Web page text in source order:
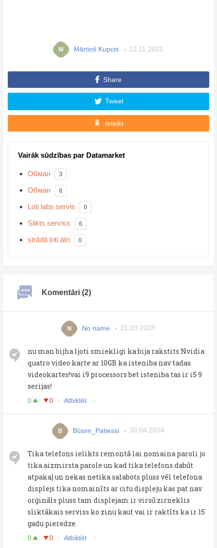
M Mārtiņš Kupcis 12.11.2021
Share
Tweet
Ieteikt
Vairāk sūdzības par Datamarket
Обман 3
Обман 6
Loti labs servis 0
Slikts serviss 6
strādā ļoti ātri 0
Komentāri (2)
N No name 21.09.2023
nu man bijha ljoti smiekligi ka bija rakstits Nvidia
quatro video karte ar 10GB ka isteniba nav tadas
videokartes!vai i9 processors bet isteniba tas ir i5 9
serijas!
0 0 Atbildēt
B Būsim_Patiessi 30.04.2024
Tika telefons ielikts remontā lai nomaina paroli jo
tika aizmirsta parole un kad tika telefons dabūt
atpakaļ un nekas netika salabots pluss vēl telefona
displejs tika nomainīts ar citu displeju kas pat nav
orģināls pluss tam displejam ir virsū zirneklis
sliktākais serviss ko zinu kaut vai ir raktīts ka ir 15
gadu pieredze.
0 0 Atbildēt